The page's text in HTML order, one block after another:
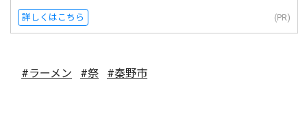
詳しくはこちら (PR)
#ラーメン #祭 #秦野市